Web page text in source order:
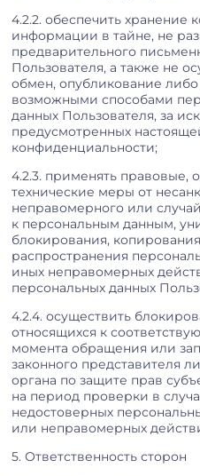
4.2.2. обеспечить хранение
информации в тайне, не
предварительного
Пользователя, а также не
обмен, опубликование
возможными способами
данных Пользователя, за
предусмотренных
конфиденциальности;
4.2.3. применять правовые,
технические меры от
неправомерного или
к персональным данным,
блокирования,
распространения
иных неправомерных
персональных данных
4.2.4. осуществить
относящихся к
момента обращения или
законного представителя
органа по защите прав
на период проверки в
недостоверных
или неправомерных
5. Ответственность сторон